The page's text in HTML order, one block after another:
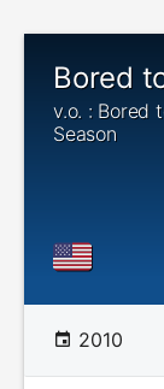
Bored
v.o. : Bored
Season
2010